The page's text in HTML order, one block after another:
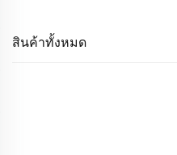
สินค้าทั้งหมด